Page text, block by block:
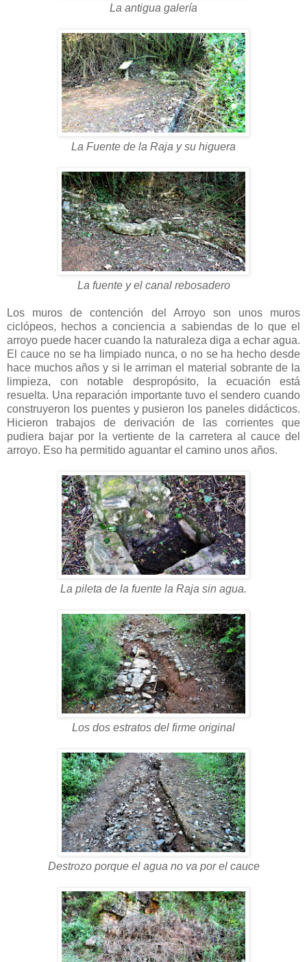
La antigua galería
La Fuente de la Raja y su higuera
La fuente y el canal rebosadero
Los muros de contención del Arroyo son unos muros
ciclópeos, hechos a conciencia a sabiendas de lo que el
arroyo puede hacer cuando la naturaleza diga a echar agua.
El cauce no se ha limpiado nunca, o no se ha hecho desde
hace muchos años y si le arriman el material sobrante de la
limpieza, con notable despropósito, la ecuación está
resuelta. Una reparación importante tuvo el sendero cuando
construyeron los puentes y pusieron los paneles didácticos.
Hicieron trabajos de derivación de las corrientes que
pudiera bajar por la vertiente de la carretera al cauce del
arroyo. Eso ha permitido aguantar el camino unos años.
La pileta de la fuente la Raja sin agua.
Los dos estratos del firme original
Destrozo porque el agua no va por el cauce